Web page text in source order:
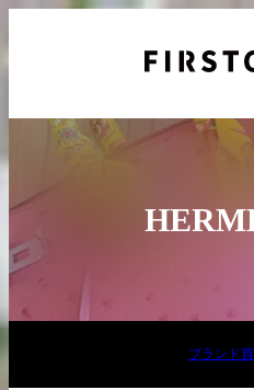
03-
ブランド